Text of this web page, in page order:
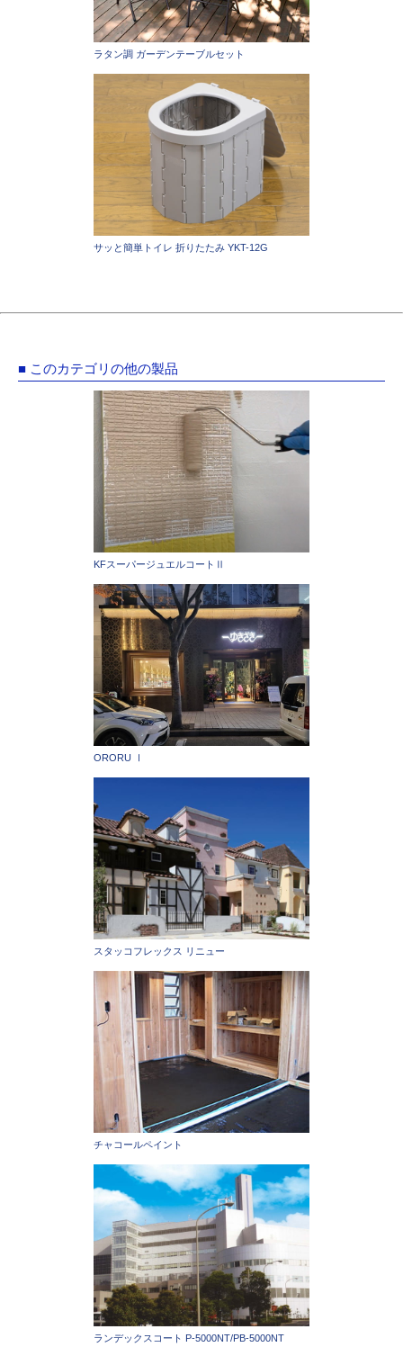
ラタン調 ガーデンテーブルセット
サッと簡単トイレ 折りたたみ YKT-12G
■ このカテゴリの他の製品
KFスーパージュエルコートⅡ
ORORU Ⅰ
スタッコフレックス リニュー
チャコールペイント
ランデックスコート P-5000NT/PB-5000NT